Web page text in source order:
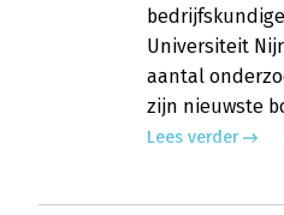
Universiteit
aantal
zijn nieuwste
Lees verder